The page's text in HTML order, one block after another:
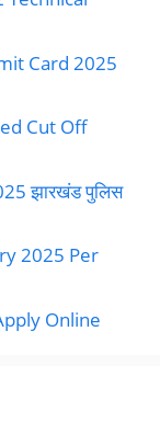
Card 2025
Cut Off
झारखंड पुलिस
2025 Per
Online